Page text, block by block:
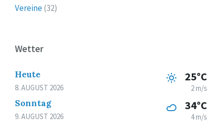
Vereine(32)
Wetter
Heute
8. AUGUST 2026
25°C
2 m/s
Sonntag
9. AUGUST 2026
34°C
4 m/s